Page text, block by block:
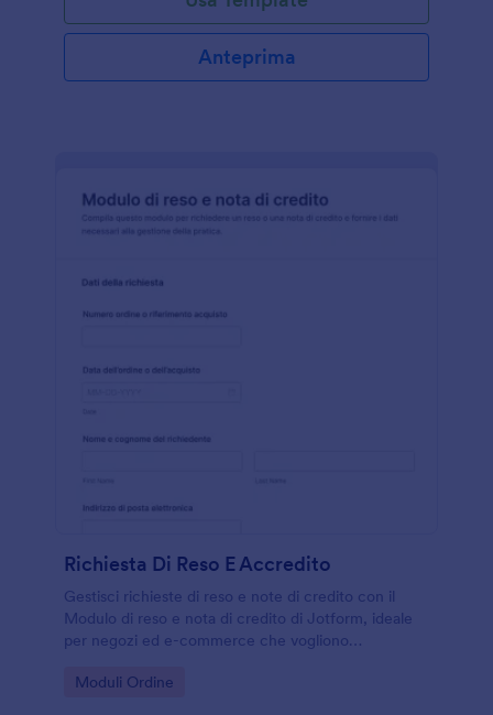
Anteprima
Richiesta Di Reso E Accredito
Gestisci richieste di reso e note di credito con il
Modulo di reso e nota di credito di Jotform, ideale
per negozi ed e-commerce che vogliono
form submission in modo chiaro.
Go to Category:
Moduli Ordine